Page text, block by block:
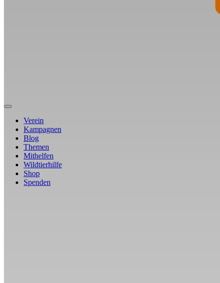
Verein
Kampagnen
Blog
Themen
Mithelfen
Wildtierhilfe
Shop
Spenden